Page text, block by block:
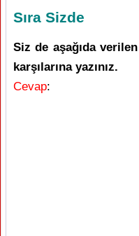
Sıra Sizde
Siz de aşağıda
karşılarına yazınız.
Cevap: